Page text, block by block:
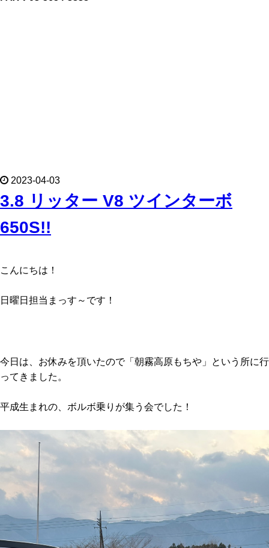
2023-04-03
3.8 リッター V8 ツインターボ
650S!!
こんにちは！
日曜日担当まっす～です！
今日は、お休みを頂いたので「朝霧高原もちや」という所に行
ってきました。
平成生まれの、ボルボ乗りが集う会でした！